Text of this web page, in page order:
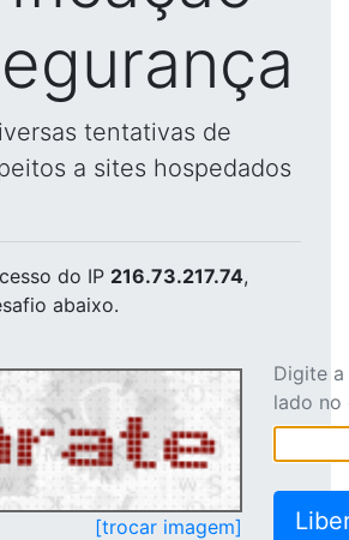
tentativas de
a sites hospedados
do IP 216.73.217.74,
abaixo.
[trocar imagem]
Digite
lado no